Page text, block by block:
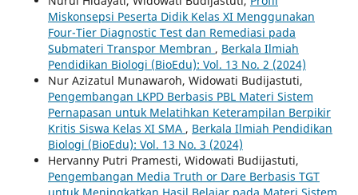
Miskonsepsi Peserta Didik Kelas XI Menggunakan
Four-Tier Diagnostic Test dan Remediasi pada
Submateri Transpor Membran , Berkala Ilmiah
Pendidikan Biologi (BioEdu): Vol. 13 No. 2 (2024)
Nur Azizatul Munawaroh, Widowati Budijastuti,
Pengembangan LKPD Berbasis PBL Materi Sistem
Pernapasan untuk Melatihkan Keterampilan Berpikir
Kritis Siswa Kelas XI SMA , Berkala Ilmiah Pendidikan
Biologi (BioEdu): Vol. 13 No. 3 (2024)
Hervanny Putri Pramesti, Widowati Budijastuti,
Pengembangan Media Truth or Dare Berbasis TGT